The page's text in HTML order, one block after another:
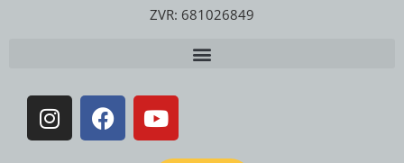
ZVR: 681026849